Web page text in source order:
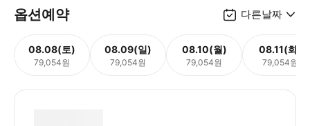
옵션예약 다른날짜
08.08(토)
79,054원
08.09(일)
79,054원
08.10(월)
79,054원
08.11(화)
79,054원